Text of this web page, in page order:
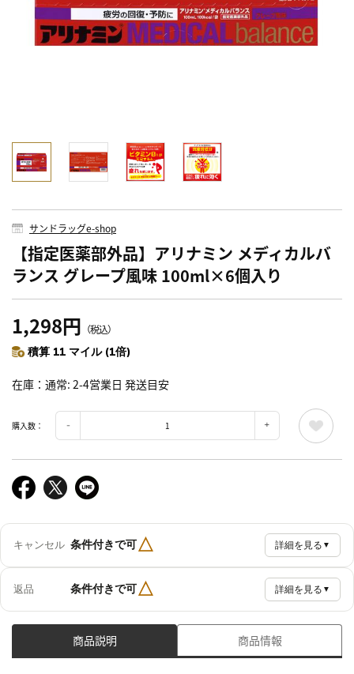
サンドラッグe-shop
【指定医薬部外品】アリナミン メディカルバ
ランス グレープ風味 100ml×6個入り
1,298円 （税込）
積算 11 マイル (1倍)
在庫 通常: 2-4営業日 発送目安
購入数：
キャンセル 条件付きで可△ 詳細を見る ▼
返品 条件付きで可△ 詳細を見る ▼
商品説明 商品情報